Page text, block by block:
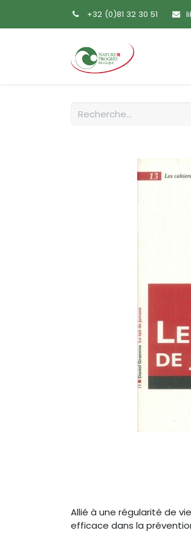
+32 (0)81 32 30 51
Allié à une régularité de
efficace dans la